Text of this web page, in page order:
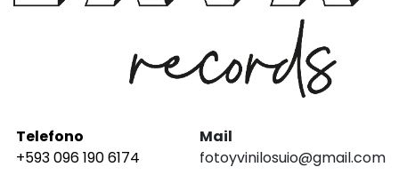
Telefono
+593 096 190 6174
Mail
fotoyvinilosuio@gmail.com